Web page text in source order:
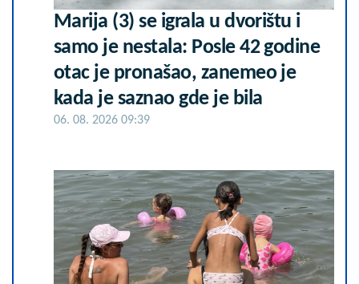
Marija (3) se igrala u dvorištu i
samo je nestala: Posle 42 godine
otac je pronašao, zanemeo je
kada je saznao gde je bila
06. 08. 2026 09:39